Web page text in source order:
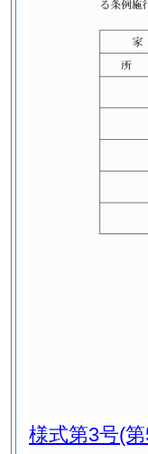
様式第3号(